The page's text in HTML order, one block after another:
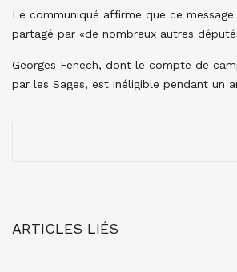
Le communiqué affirme que ce
partagé par «de nombreux autres
Georges Fenech, dont le compte de
par les Sages, est inéligible pendant un
ARTICLES LIÉS